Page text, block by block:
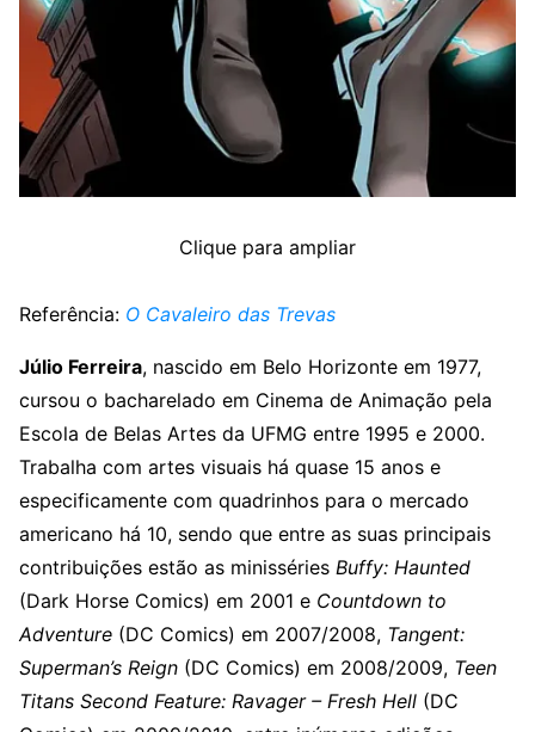
Clique para ampliar
Referência: O Cavaleiro das Trevas
Júlio Ferreira, nascido em Belo Horizonte em 1977,
cursou o bacharelado em Cinema de Animação pela
Escola de Belas Artes da UFMG entre 1995 e 2000.
Trabalha com artes visuais há quase 15 anos e
especificamente com quadrinhos para o mercado
americano há 10, sendo que entre as suas principais
contribuições estão as minisséries Buffy: Haunted
(Dark Horse Comics) em 2001 e Countdown to
Adventure (DC Comics) em 2007/2008, Tangent:
Superman’s Reign (DC Comics) em 2008/2009, Teen
Titans Second Feature: Ravager – Fresh Hell (DC